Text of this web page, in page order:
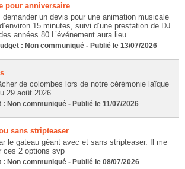
pour anniversaire
un devis pour une animation musicale
15 minutes, suivi d’une prestation de DJ
années 80.L’événement aura lieu...
: Non communiqué - Publié le 13/07/2026
de colombes lors de notre cérémonie laïque
29 août 2026.
: Non communiqué - Publié le 11/07/2026
sans stripteaser
le gateau géant avec et sans stripteaser. Il me
ces 2 options svp
: Non communiqué - Publié le 08/07/2026